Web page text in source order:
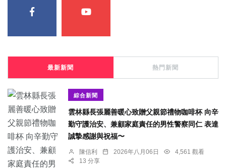
最新新聞 熱門新聞
綜合新聞
雲林縣長張麗善暖心致贈父親節禮物咖啡杯 向辛
勤守護治安、兼顧家庭責任的男性警察同仁 表達
誠摯感謝與祝福〜
陳信利 2026年八月06日
4,561 觀看
13 分享